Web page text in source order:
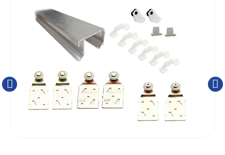
Elektrische vergrendeling
Hekwerkonderdelen
Kluizen